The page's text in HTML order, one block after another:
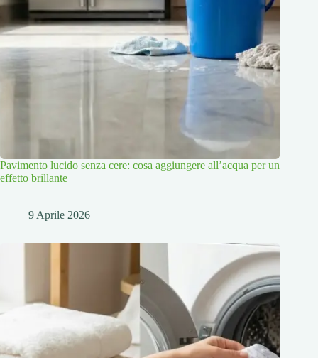
Pavimento lucido senza cere: cosa aggiungere all’acqua per un
effetto brillante
9 Aprile 2026